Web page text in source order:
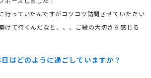
行っていたんですがコツコツ訪問させていただい
けて行くんだなと、、、ご縁の大切さを感じる
はどのように過ごしていますか？